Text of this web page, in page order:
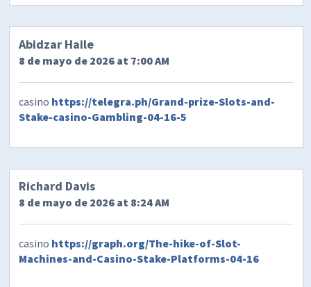
Abidzar Haile
8 de mayo de 2026 at 7:00 AM
casino https://telegra.ph/Grand-prize-Slots-and-
Stake-casino-Gambling-04-16-5
Richard Davis
8 de mayo de 2026 at 8:24 AM
casino https://graph.org/The-hike-of-Slot-
Machines-and-Casino-Stake-Platforms-04-16